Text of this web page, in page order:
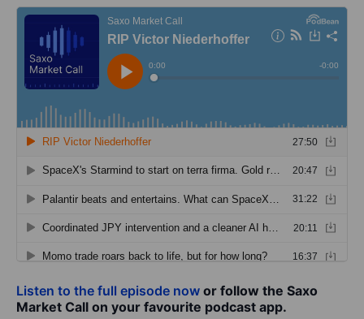
Listen to the full episode now or follow the Saxo
Market Call on your favourite podcast app.